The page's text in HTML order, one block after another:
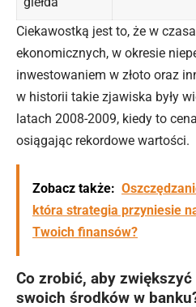
Ciekawostką jest to, że w
ekonomicznych, w okresie
inwestowaniem w złoto oraz
w historii takie zjawiska były
latach 2008-2009, kiedy to
osiągając rekordowe wartości.
Zobacz także:
która strategia przyniesie
Twoich finansów?
Co zrobić, aby
swoich środków w